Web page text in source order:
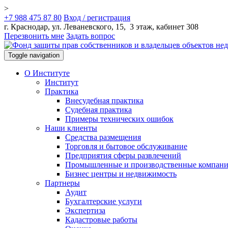
>
+7 988 475 87 80 Вход / регистрация
г. Краснодар, ул. Леваневского, 15, 3 этаж, кабинет 308
Перезвонить мне Задать вопрос
Toggle navigation
О Институте
Институт
Практика
Внесудебная практика
Судебная практика
Примеры технических ошибок
Наши клиенты
Средства размещения
Торговля и бытовое обслуживание
Предприятия сферы развлечений
Промышленные и производственные
Бизнес центры и недвижимость
Партнеры
Аудит
Бухгалтерские услуги
Экспертиза
Кадастровые работы